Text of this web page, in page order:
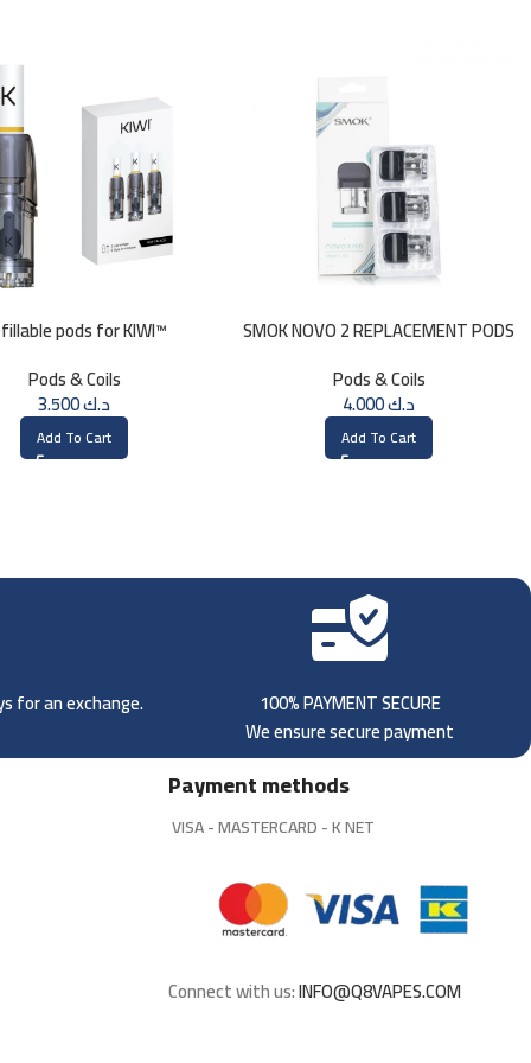
pods for KIWI™
Pods & Coils
د.ك3.500
Add To Cart
SMOK NOVO 2 REPLACEMENT PODS
Pods & Coils
د.ك4.000
Add To Cart
for an exchange.
100% PAYMENT SECURE
We ensure secure payment
Payment methods
VISA - MASTERCARD - K NET
Connect with us:INFO@Q8VAPES.COM